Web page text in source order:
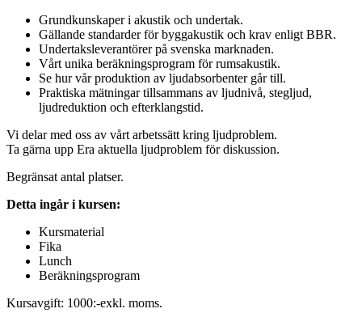
Grundkunskaper i akustik och undertak.
Gällande standarder för byggakustik och krav enligt BBR.
Undertaksleverantörer på svenska marknaden.
Vårt unika beräkningsprogram för rumsakustik.
Se hur vår produktion av ljudabsorbenter går till.
Praktiska mätningar tillsammans av ljudnivå, stegljud,
ljudreduktion och efterklangstid.
Vi delar med oss av vårt arbetssätt kring ljudproblem.
Ta gärna upp Era aktuella ljudproblem för diskussion.
Begränsat antal platser.
Detta ingår i kursen:
Kursmaterial
Fika
Lunch
Beräkningsprogram
Kursavgift: 1000:-exkl. moms.